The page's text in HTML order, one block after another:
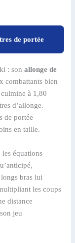
de portée
: sonallonge de
combattants bien
à 1,80
d’allonge.
de portée
en taille.
les équations
longs bras lui
les coups
distance
jeu